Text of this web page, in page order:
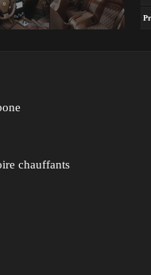
chauffants